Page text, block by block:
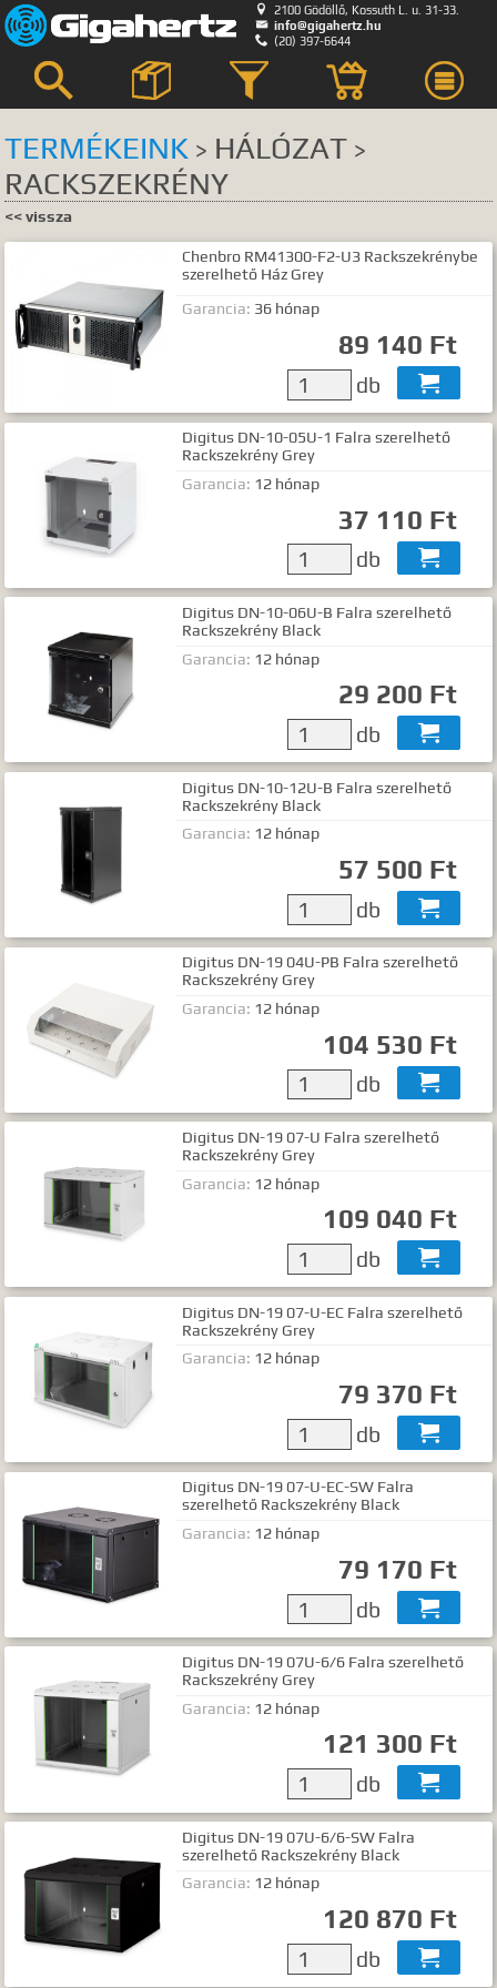
 2100 Gödöllő, Kossuth L. u. 31-33.
info@gigahertz.hu
(20) 397-6644
Keresés
KERESÉS HELYE
egyik sem
Bemutatkozás
Hírek, akciók
Szerviz
Termék kategóriák
Termék nevek
Termék leírások
Gyártók
Dokumentumok
TALÁLATOK
Meg kell adnia legalább egy, minimum 3 betűs szót, vagy valamilyen
speciális kifejezést.
Kezdő rész szó:
Mindenképp szerepeljen:
+szó
Semmiképp ne szerepeljen:
-szó
Pontos egyezéshez mindkét esetben használhatja az idézőjeleket:
"szó1 szó2 szó..."
TERMÉKEINK > HÁLÓZAT >
RACKSZEKRÉNY
<< vissza
Chenbro RM41300-F2-U3 Rackszekrénybe
szerelhető Ház Grey
Garancia: 36 hónap
89 140 Ft
db 
Digitus DN-10-05U-1 Falra szerelhető
Rackszekrény Grey
Garancia: 12 hónap
37 110 Ft
db 
Digitus DN-10-06U-B Falra szerelhető
Rackszekrény Black
Garancia: 12 hónap
29 200 Ft
db 
Digitus DN-10-12U-B Falra szerelhető
Rackszekrény Black
Garancia: 12 hónap
57 500 Ft
db 
Digitus DN-19 04U-PB Falra szerelhető
Rackszekrény Grey
Garancia: 12 hónap
104 530 Ft
db 
Digitus DN-19 07-U Falra szerelhető
Rackszekrény Grey
Garancia: 12 hónap
109 040 Ft
db 
Digitus DN-19 07-U-EC Falra szerelhető
Rackszekrény Grey
Garancia: 12 hónap
79 370 Ft
db 
Digitus DN-19 07-U-EC-SW Falra
szerelhető Rackszekrény Black
Garancia: 12 hónap
79 170 Ft
db 
Digitus DN-19 07U-6/6 Falra szerelhető
Rackszekrény Grey
Garancia: 12 hónap
121 300 Ft
db 
Digitus DN-19 07U-6/6-SW Falra
szerelhető Rackszekrény Black
Garancia: 12 hónap
120 870 Ft
db 